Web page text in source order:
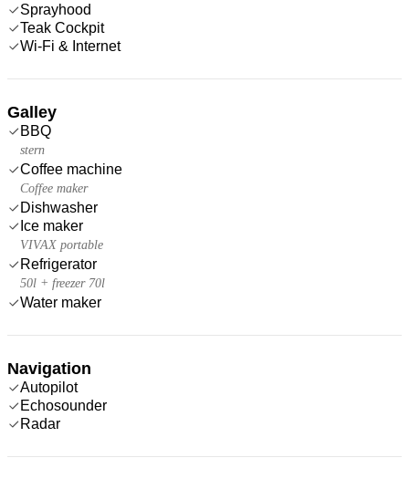
Sprayhood
Teak Cockpit
Wi-Fi & Internet
Galley
BBQ
stern
Coffee machine
Coffee maker
Dishwasher
Ice maker
VIVAX portable
Refrigerator
50l + freezer 70l
Water maker
Navigation
Autopilot
Echosounder
Radar